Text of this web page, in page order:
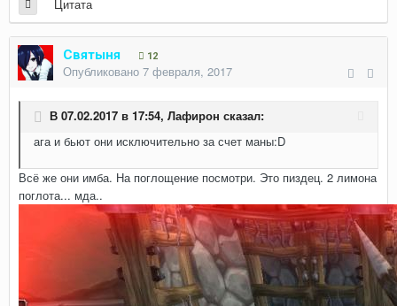
Цитата
Святыня 12
Опубликовано 7 февраля, 2017
В 07.02.2017 в 17:54, Лафирон сказал:
ага и бьют они исключительно за счет маны:D
Всё же они имба. На поглощение посмотри. Это пиздец. 2 лимона
поглота... мда..